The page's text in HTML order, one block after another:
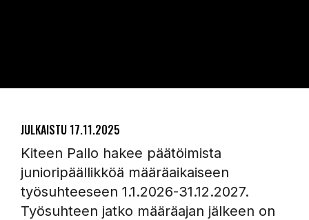
JULKAISTU 17.11.2025
Kiteen Pallo hakee päätöimista
junioripäällikköä määräaikaiseen
työsuhteeseen 1.1.2026-31.12.2027.
Työsuhteen jatko määräajan jälkeen on